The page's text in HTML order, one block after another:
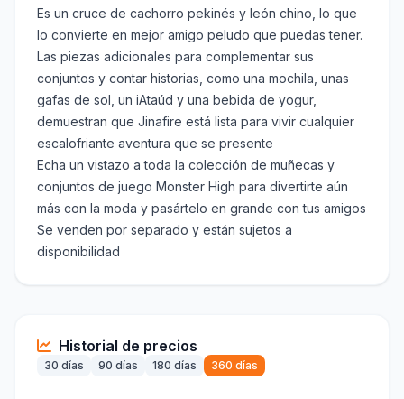
Es un cruce de cachorro pekinés y león chino, lo que
lo convierte en mejor amigo peludo que puedas tener.
Las piezas adicionales para complementar sus
conjuntos y contar historias, como una mochila, unas
gafas de sol, un iAtaúd y una bebida de yogur,
demuestran que Jinafire está lista para vivir cualquier
escalofriante aventura que se presente
Echa un vistazo a toda la colección de muñecas y
conjuntos de juego Monster High para divertirte aún
más con la moda y pasártelo en grande con tus amigos
Se venden por separado y están sujetos a
disponibilidad
Historial de precios
30 días 90 días 180 días 360 días